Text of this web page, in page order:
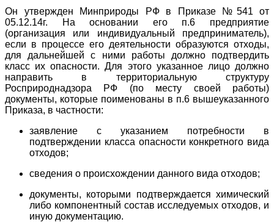
Он утвержден Минприроды РФ в Приказе №541 от
05.12.14г. На основании его п.6 предприятие
(организация или индивидуальный предприниматель),
если в процессе его деятельности образуются отходы,
для дальнейшей с ними работы должно подтвердить
класс их опасности. Для этого указанное лицо должно
направить в территориальную структуру
Росприроднадзора РФ (по месту своей работы)
документы, которые поименованы в п.6 вышеуказанного
Приказа, в частности:
заявление с указанием потребности в
подтверждении класса опасности конкретного вида
отходов;
сведения о происхождении данного вида отходов;
документы, которыми подтверждается химический
либо компонентный состав исследуемых отходов, и
иную документацию.